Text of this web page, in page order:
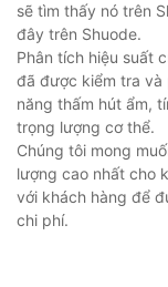
sẽ tìm thấy nó trên
đây trên Shuode.
Phân tích hiệu suất
đã được kiểm tra và
năng thấm hút ẩm,
trọng lượng cơ thể.
Chúng tôi mong
lượng cao nhất cho
với khách hàng để
chi phí.